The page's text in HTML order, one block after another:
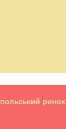
ринок